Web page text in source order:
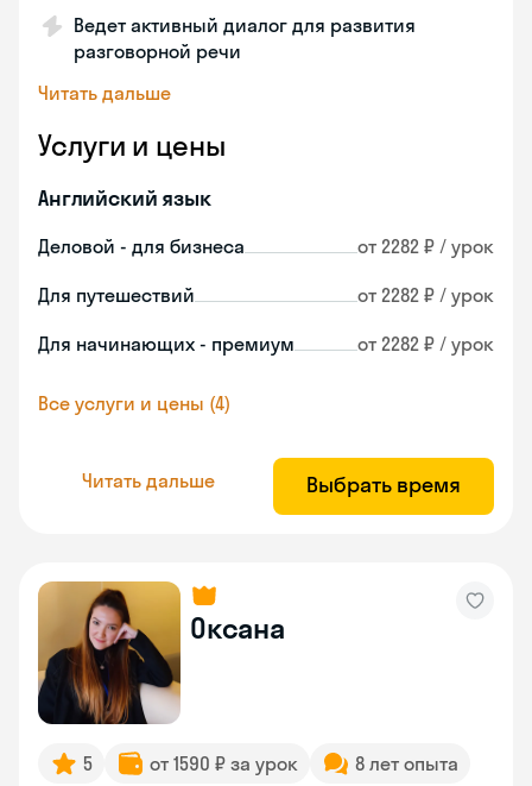
Ведет активный диалог для развития
разговорной речи
Читать дальше
Услуги и цены
Английский язык
Деловой - для бизнеса от 2282 ₽ / урок
Для путешествий от 2282 ₽ / урок
Для начинающих - премиум от 2282 ₽ / урок
Все услуги и цены (4)
Читать дальше Выбрать время
Оксана
5 от 1590 ₽ за урок 8 лет опыта